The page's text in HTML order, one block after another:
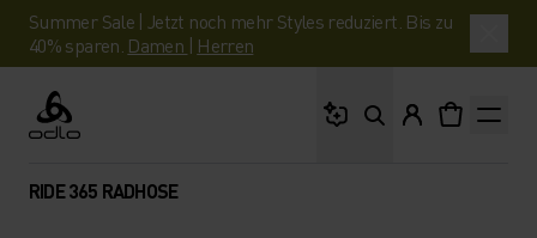
Summer Sale | Jetzt noch mehr Styles reduziert. Bis zu
40% sparen. Damen | Herren
Odlo
RIDE 365 RADHOSE